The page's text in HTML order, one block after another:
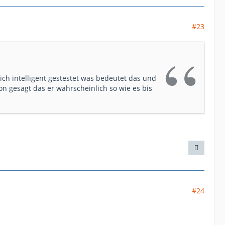
#23
intelligent gestestet was bedeutet das und
gesagt das er wahrscheinlich so wie es bis
#24